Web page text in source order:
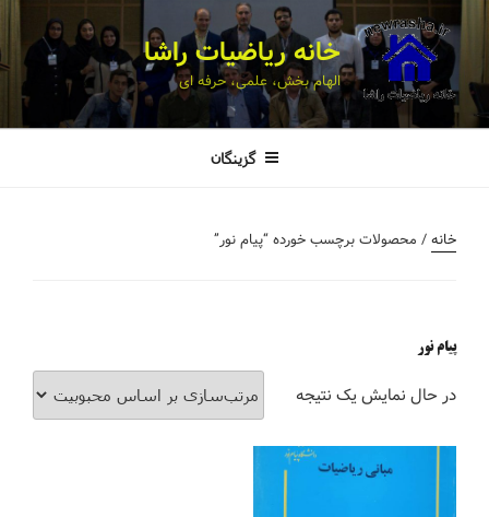
خانه ریاضیات راشا
الهام بخش، علمی، حرفه ای
گزینگان
خانه/ محصولات برچسب خورده “پیام نور”
پیام نور
در حال نمایش یک نتیجه